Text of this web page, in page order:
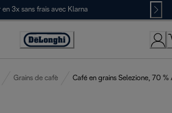
en 3x sans frais avec Klarna
Déclaration
Grains de cafè Café en grains Selezione, 70